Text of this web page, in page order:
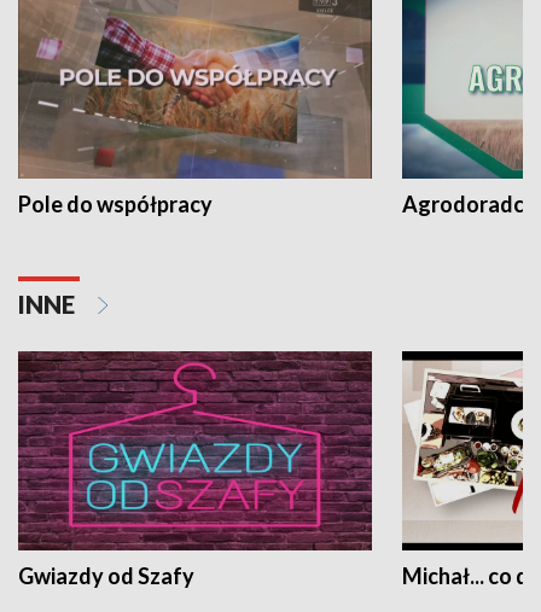
Pole do współpracy Agrodoradcy
INNE
Gwiazdy od Szafy Michał... co